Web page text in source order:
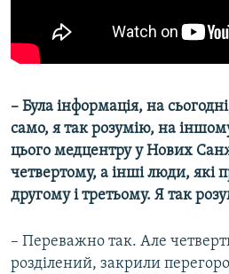
– Була інформація, на
само, я так розумію, на
цього медцентру у Нових
четвертому, а інші люди, які
другому і третьому. Я так
– Переважно так. Але
розділений, закрили